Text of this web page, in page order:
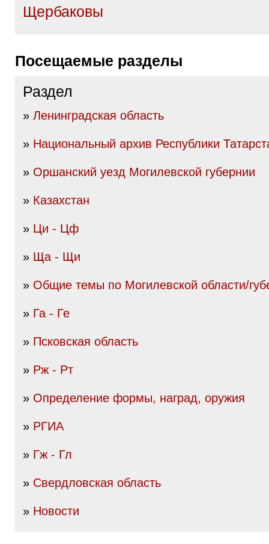
Щербаковы
Посещаемые разделы
Раздел
» Ленинградская область
» Национальный архив Республики
» Оршанский уезд Могилевской губернии
» Казахстан
» Ци - Цф
» Ща - Щи
» Общие темы по Могилевской области/
» Га - Ге
» Псковская область
» Рж - Рт
» Определение формы, наград, оружия
» РГИА
» Гж - Гл
» Свердловская область
» Новости